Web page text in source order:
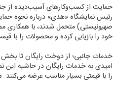
حمایت از كسب‌وكارهای آسیب‌دیده از
رئیس نمایشگاه «هدی» درباره نحوه
صهیونیستی) متحمل شدند، با همكاری
خود را بازیابی كرده و محصولات را با
خدمات جانبی؛ از دوخت رایگان تا بخش
امیدی به خدمات رایگان در حاشیه این
را با قیمتی بسیار مناسب عرضه